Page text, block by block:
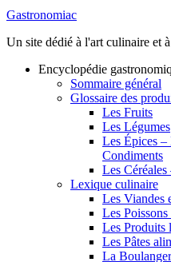
Gastronomiac
Un site dédié à l'art culinaire et
Encyclopédie
Sommaire général
Glossaire des
Les Fruits
Les Légumes
Les Épices –
Condiments
Les
Lexique culinaire
Les Viandes
Les
Les Produits
Les Pâtes
La